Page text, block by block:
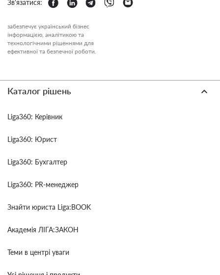
Зв'язатися:
забезпечує український бізнес
інформацією, аналітикою та
технологічними рішеннями для
ефективної та безпечної роботи.
Каталог рішень
Liga360: Керівник
Liga360: Юрист
Liga360: Бухгалтер
Liga360: PR-менеджер
Знайти юриста Liga:BOOK
Академія ЛІГА:ЗАКОН
Теми в центрі уваги